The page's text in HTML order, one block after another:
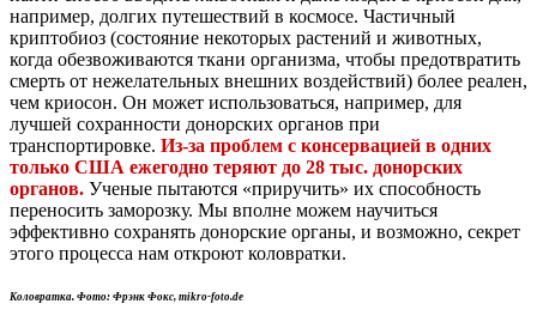
например, долгих путешествий в космосе. Частичный
криптобиоз (состояние некоторых растений и животных,
когда обезвоживаются ткани организма, чтобы предотвратить
смерть от нежелательных внешних воздействий) более реален,
чем криосон. Он может использоваться, например, для
лучшей сохранности донорских органов при
транспортировке. Из-за проблем с консервацией в одних
только США ежегодно теряют до 28 тыс. донорских
органов. Ученые пытаются «приручить» их способность
переносить заморозку. Мы вполне можем научиться
эффективно сохранять донорские органы, и возможно, секрет
этого процесса нам откроют коловратки.
Коловратка. Фото: Фрэнк Фокс, mikro-foto.de